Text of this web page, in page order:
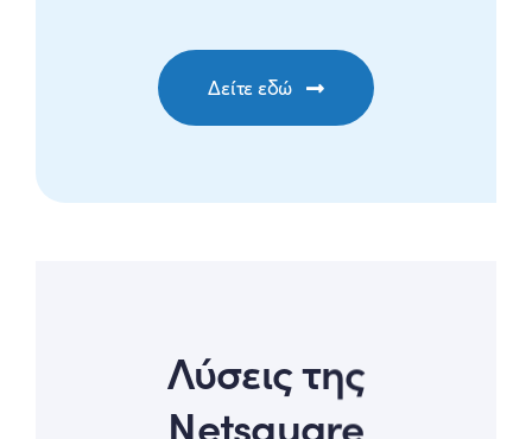
Δείτε εδώ
Λύσεις της
Netsquare